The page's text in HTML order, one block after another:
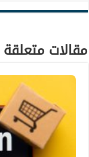
مقالات متعلقة